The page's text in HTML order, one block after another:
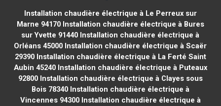
Installation chaudière électrique à Le Perreux sur
Marne 94170Installation chaudière électrique à Bures
sur Yvette 91440 Installation chaudière électrique à
Orléans 45000 Installation chaudière électrique à Scaër
29390Installation chaudière électrique à La Ferté Saint
Aubin 45240Installation chaudière électrique à Puteaux
92800Installation chaudière électrique à Clayes sous
Bois 78340Installation chaudière électrique à
Vincennes 94300Installation chaudière électrique à